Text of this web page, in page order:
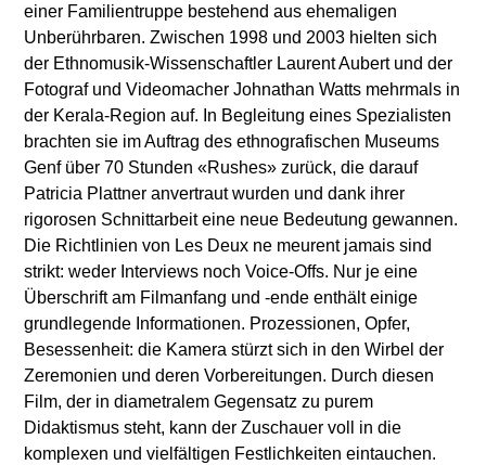
einer Familientruppe bestehend aus ehemaligen
Unberührbaren. Zwischen 1998 und 2003 hielten sich
der Ethnomusik-Wissenschaftler Laurent Aubert und der
Fotograf und Videomacher Johnathan Watts mehrmals in
der Kerala-Region auf. In Begleitung eines Spezialisten
brachten sie im Auftrag des ethnografischen Museums
Genf über 70 Stunden «Rushes» zurück, die darauf
Patricia Plattner anvertraut wurden und dank ihrer
rigorosen Schnittarbeit eine neue Bedeutung gewannen.
Die Richtlinien von Les Deux ne meurent jamais sind
strikt: weder Interviews noch Voice-Offs. Nur je eine
Überschrift am Filmanfang und -ende enthält einige
grundlegende Informationen. Prozessionen, Opfer,
Besessenheit: die Kamera stürzt sich in den Wirbel der
Zeremonien und deren Vorbereitungen. Durch diesen
Film, der in diametralem Gegensatz zu purem
Didaktismus steht, kann der Zuschauer voll in die
komplexen und vielfältigen Festlichkeiten eintauchen.